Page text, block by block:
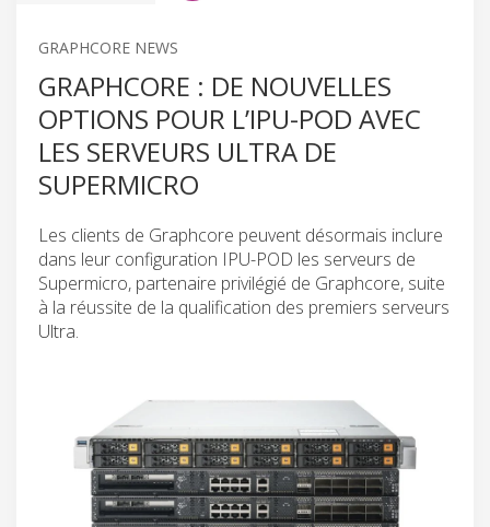
GRAPHCORE NEWS
GRAPHCORE : DE NOUVELLES
OPTIONS POUR L’IPU-POD AVEC
LES SERVEURS ULTRA DE
SUPERMICRO
Les clients de Graphcore peuvent désormais inclure
dans leur configuration IPU-POD les serveurs de
Supermicro, partenaire privilégié de Graphcore, suite
à la réussite de la qualification des premiers serveurs
Ultra.